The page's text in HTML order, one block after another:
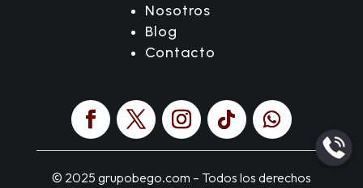
Nosotros
Blog
Contacto
© 2025 grupobego.com – Todos los derechos